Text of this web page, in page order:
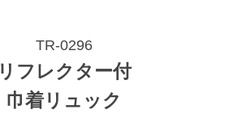
TR-0296
リフレクター付
巾着リュック